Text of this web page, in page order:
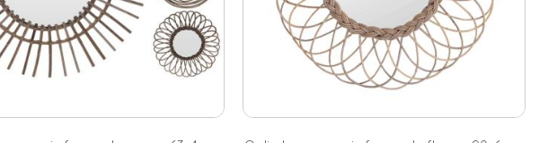
iar astfel de elemente pot fi reprezentate chiar si de oglinzi. De exemplu, pentru
in forma de soare sau ghirlanda. In plus, gandeste-te cat de frumos s-ar putea
daca tocmai ce ai demarat un amplu proiect de reamenajare in baia ta si cauti cateva
de dormitor poate capata o alta imagine daca optezi pentru amenajarea unui colt
ai putea alege o oglinda cu suport din bambus, din plastic sau metal, in functie de
culori, e important sa stii ca pe site-ul nostru gasesti oglinzi in nuante de auriu, gri,
in amenajarea incaperilor din casa ta.